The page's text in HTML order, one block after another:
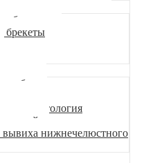
брекеты
брекеты
зубов
имплантация
стоматология
вывиха нижнечелюстного